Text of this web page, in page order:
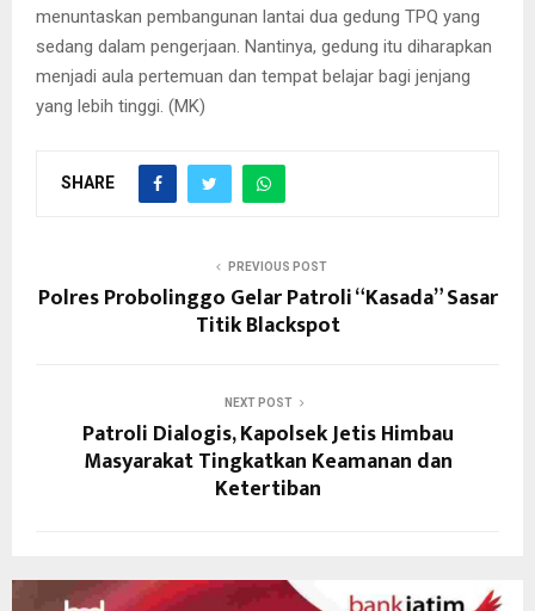
menuntaskan pembangunan lantai dua gedung TPQ yang
sedang dalam pengerjaan. Nantinya, gedung itu diharapkan
menjadi aula pertemuan dan tempat belajar bagi jenjang
yang lebih tinggi. (MK)
SHARE
PREVIOUS POST
Polres Probolinggo Gelar Patroli “Kasada” Sasar
Titik Blackspot
NEXT POST
Patroli Dialogis, Kapolsek Jetis Himbau
Masyarakat Tingkatkan Keamanan dan
Ketertiban